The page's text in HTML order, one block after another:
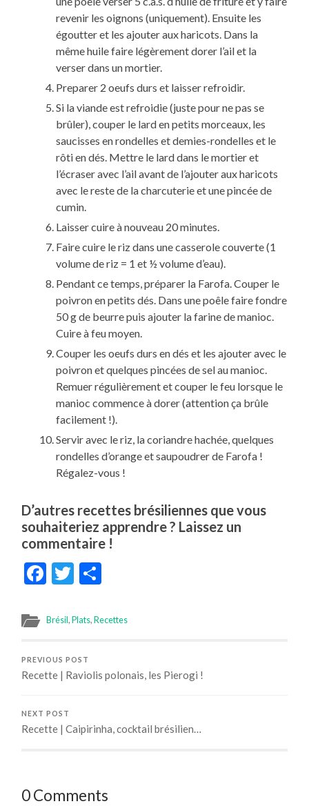
revenir les oignons (uniquement). Ensuite les
égoutter et les ajouter aux haricots. Dans la
même huile faire légèrement dorer l’ail et la
verser dans un mortier.
Preparer 2 oeufs durs et laisser refroidir.
Si la viande est refroidie (juste pour ne pas se
brûler), couper le lard en petits morceaux, les
saucisses en rondelles et demies-rondelles et le
rôti en dés. Mettre le lard dans le mortier et
l’écraser avec l’ail avant de l’ajouter aux haricots
avec le reste de la charcuterie et une pincée de
cumin.
Laisser cuire à nouveau 20 minutes.
Faire cuire le riz dans une casserole couverte (1
volume de riz = 1 et ½ volume d’eau).
Pendant ce temps, préparer la Farofa. Couper le
poivron en petits dés. Dans une poêle faire fondre
50 g de beurre puis ajouter la farine de manioc.
Cuire à feu moyen.
Couper les oeufs durs en dés et les ajouter avec le
poivron et quelques pincées de sel au manioc.
Remuer régulièrement et couper le feu lorsque le
manioc commence à dorer (attention ça brûle
facilement !).
Servir avec le riz, la coriandre hachée, quelques
rondelles d’orange et saupoudrer de Farofa !
Régalez-vous !
D’autres recettes brésiliennes que vous
souhaiteriez apprendre ? Laissez un
commentaire !
Facebook
Twitter
Brésil,Plats,Recettes
PREVIOUS POST
Recette | Raviolis polonais, les Pierogi !
NEXT POST
Recette | Caipirinha, cocktail brésilien…
0 Comments